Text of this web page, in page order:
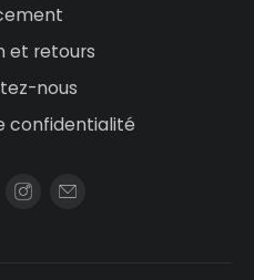
et retours
nous
confidentialité